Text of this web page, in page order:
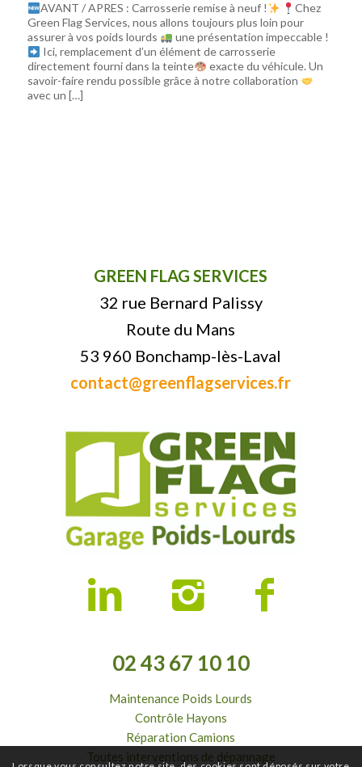
AVANT / APRES : Carrosserie remise à neuf !
Chez
Green Flag Services, nous allons toujours plus loin pour
assurer à vos poids lourds
une présentation impeccable !
Ici, remplacement d’un élément de carrosserie
directement fourni dans la teinte
exacte du véhicule. Un
savoir-faire rendu possible grâce à notre collaboration
avec un […]
GREEN FLAG SERVICES
32 rue Bernard Palissy
Route du Mans
53 960 Bonchamp-lès-Laval
contact@greenflagservices.fr
02 43 67 10 10
Maintenance Poids Lourds
Contrôle Hayons
Réparation Camions
Toutes interventions de dépannage